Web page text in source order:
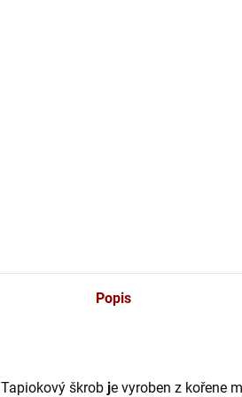
Popis
Tapiokový škrob je vyroben z kořene